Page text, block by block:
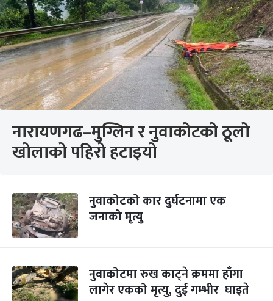
नारायणगढ–मुग्लिन र नुवाकोटको ठूलो
खोलाको पहिरो हटाइयो
नुवाकोटको कार दुर्घटनामा एक
जनाको मृत्यु
नुवाकोटमा रुख काट्ने क्रममा हाँगा
लागेर एकको मृत्यु, दुई गम्भीर घाइते